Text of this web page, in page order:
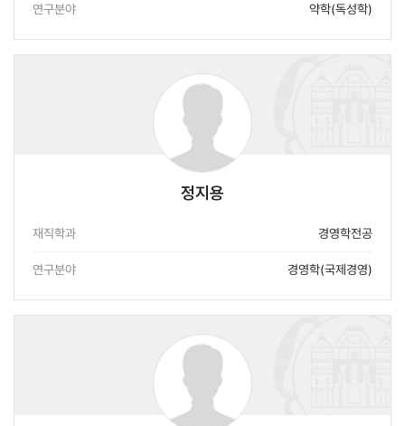
연구분야 약학(독성학)
정지용
재직학과 경영학전공
연구분야 경영학(국제경영)